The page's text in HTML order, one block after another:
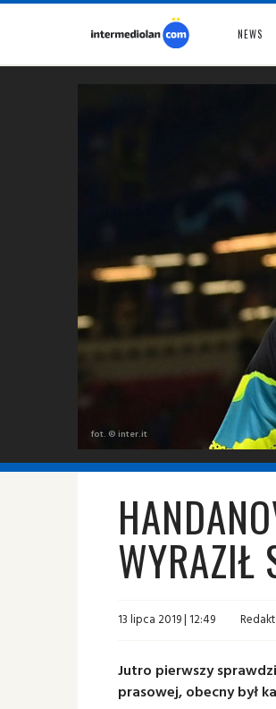
NEWS
fot. © inter.it
WYRAZIŁ
13 lipca 2019 | 12:49
Jutro pierwszy
prasowej, obecny był